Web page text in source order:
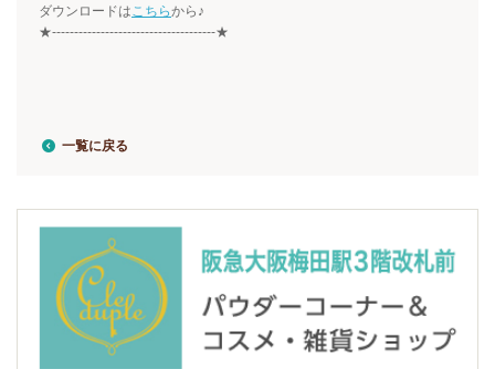
ダウンロードはこちらから♪
★-------------------------------------★
一覧に戻る